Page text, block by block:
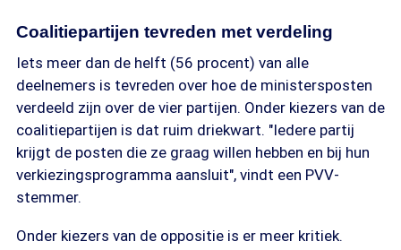
Coalitiepartijen tevreden met verdeling
Iets meer dan de helft (56 procent) van alle
deelnemers is tevreden over hoe de ministersposten
verdeeld zijn over de vier partijen. Onder kiezers van de
coalitiepartijen is dat ruim driekwart. "Iedere partij
krijgt de posten die ze graag willen hebben en bij hun
verkiezingsprogramma aansluit", vindt een PVV-
stemmer.
Onder kiezers van de oppositie is er meer kritiek.